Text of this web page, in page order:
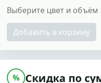
Выберите цвет и объём
Добавить в корзину
% Скидка по